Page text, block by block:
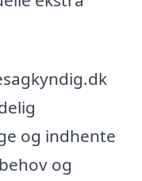
og indhente
og